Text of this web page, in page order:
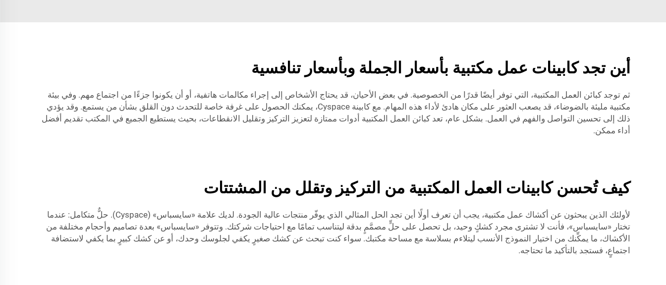
أين تجد كابينات عمل مكتبية بأسعار الجملة وبأسعار تنافسية
ثم توجد كبائن العمل المكتبية، التي توفر أيضًا قدرًا من الخصوصية. في بعض الأحيان، قد يحتاج الأشخاص إلى إجراء مكالمات هاتفية، أو أن يكونوا جزءًا من اجتماع مهم. وفي بيئة
مكتبية مليئة بالضوضاء، قد يصعب العثور على مكان هادئ لأداء هذه المهام. مع كابينة Cyspace، يمكنك الحصول على غرفة خاصة للتحدث دون القلق بشأن من يستمع. وقد يؤدي
ذلك إلى تحسين التواصل والفهم في العمل. بشكل عام، تعد كبائن العمل المكتبية أدوات ممتازة لتعزيز التركيز وتقليل الانقطاعات، بحيث يستطيع الجميع في المكتب تقديم أفضل
أداء ممكن.
كيف تُحسن كابينات العمل المكتبية من التركيز وتقلل من المشتتات
لأولئك الذين يبحثون عن أكشاك عمل مكتبية، يجب أن تعرف أولًا أين تجد الحل المثالي الذي يوفّر منتجات عالية الجودة. لديك علامة «سايسباس» (Cyspace). حلٌّ متكامل: عندما
تختار «سايسباس»، فأنت لا تشترى مجرد كشكٍ وحيد، بل تحصل على حلٍّ مصمَّمٍ بدقة ليتناسب تمامًا مع احتياجات شركتك. وتتوفر «سايسباس» بعدة تصاميم وأحجام مختلفة من
الأكشاك، ما يمكِّنك من اختيار النموذج الأنسب ليتلاءم بسلاسة مع مساحة مكتبك. سواء كنت تبحث عن كشك صغيرٍ يكفي لجلوسك وحدك، أو عن كشك كبيرٍ بما يكفي لاستضافة
اجتماعٍ، فستجد بالتأكيد ما تحتاجه.